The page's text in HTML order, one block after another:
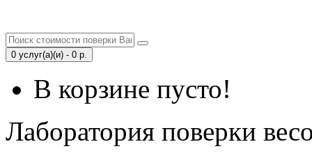
0 услуг(а)(и) - 0 р.
В корзине пусто!
Лаборатория поверки